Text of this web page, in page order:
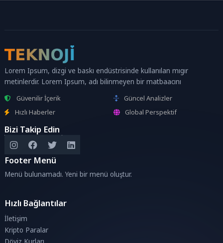
Lorem Ipsum, dizgi ve baskı endüstrisinde kullanılan mıgır
metinlerdir. Lorem Ipsum, adı bilinmeyen bir matbaacını
Güvenilir İçerik
Güncel Analizler
Hızlı Haberler
Global Perspektif
Bizi Takip Edin
Footer Menü
Menü bulunamadı. Yeni bir menü oluştur.
Hızlı Bağlantılar
İletişim
Kripto Paralar